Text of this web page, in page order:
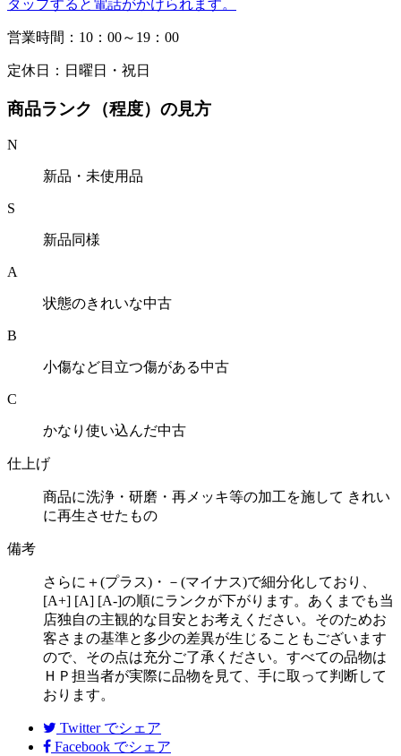
タップすると電話がかけられます。
営業時間：10：00～19：00
定休日：日曜日・祝日
商品ランク（程度）の見方
N
新品・未使用品
S
新品同様
A
状態のきれいな中古
B
小傷など目立つ傷がある中古
C
かなり使い込んだ中古
仕上げ
商品に洗浄・研磨・再メッキ等の加工を施して きれい
に再生させたもの
備考
さらに＋(プラス)・－(マイナス)で細分化しており、
[A+] [A] [A-]の順にランクが下がります。あくまでも当
店独自の主観的な目安とお考えください。そのためお
客さまの基準と多少の差異が生じることもございます
ので、その点は充分ご了承ください。すべての品物は
ＨＰ担当者が実際に品物を見て、手に取って判断して
おります。
Twitter でシェア
Facebook でシェア